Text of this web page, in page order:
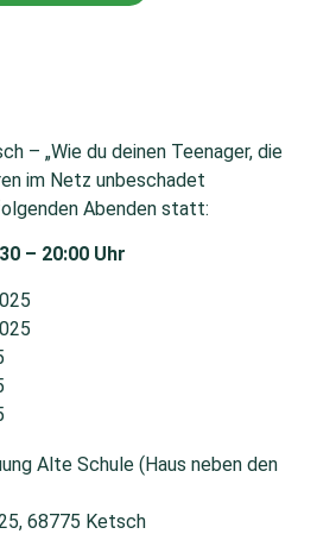
– „Wie du deinen Teenager, die
im Netz unbeschadet
Abenden statt:
– 20:00 Uhr
Alte Schule (Haus neben den
68775 Ketsch